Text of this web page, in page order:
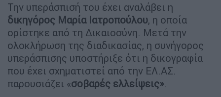
Την υπεράσπισή του έχει αναλάβει η
δικηγόρος Μαρία Ιατροπούλου, η οποία
ορίστηκε από τη Δικαιοσύνη. Μετά την
ολοκλήρωση της διαδικασίας, η συνήγορος
υπεράσπισης υποστήριξε ότι η δικογραφία
που έχει σχηματιστεί από την ΕΛ.ΑΣ.
παρουσιάζει «σοβαρές ελλείψεις».